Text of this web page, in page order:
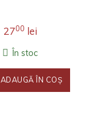
2700 lei
În stoc
ADAUGĂ ÎN COŞ